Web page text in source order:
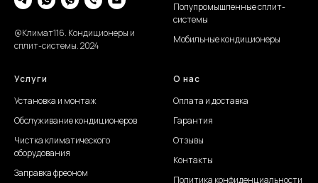
@Климат116. Кондиционеры и
сплит-системы. 2024
Полупромышленные сплит-
системы
Мобильные кондиционеры
Услуги
Установка и монтаж
Обслуживаниекондиционеров
Чистка климатического
оборудования
Заправка фреоном
О нас
Оплата и доставка
Гарантия
Отзывы
Контакты
Политика конфиденциальности